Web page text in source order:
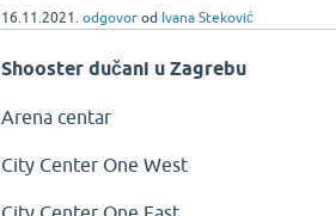
16.11.2021. odgovor od Ivana Steković
Shooster dučani u Zagrebu
Arena centar
City Center One West